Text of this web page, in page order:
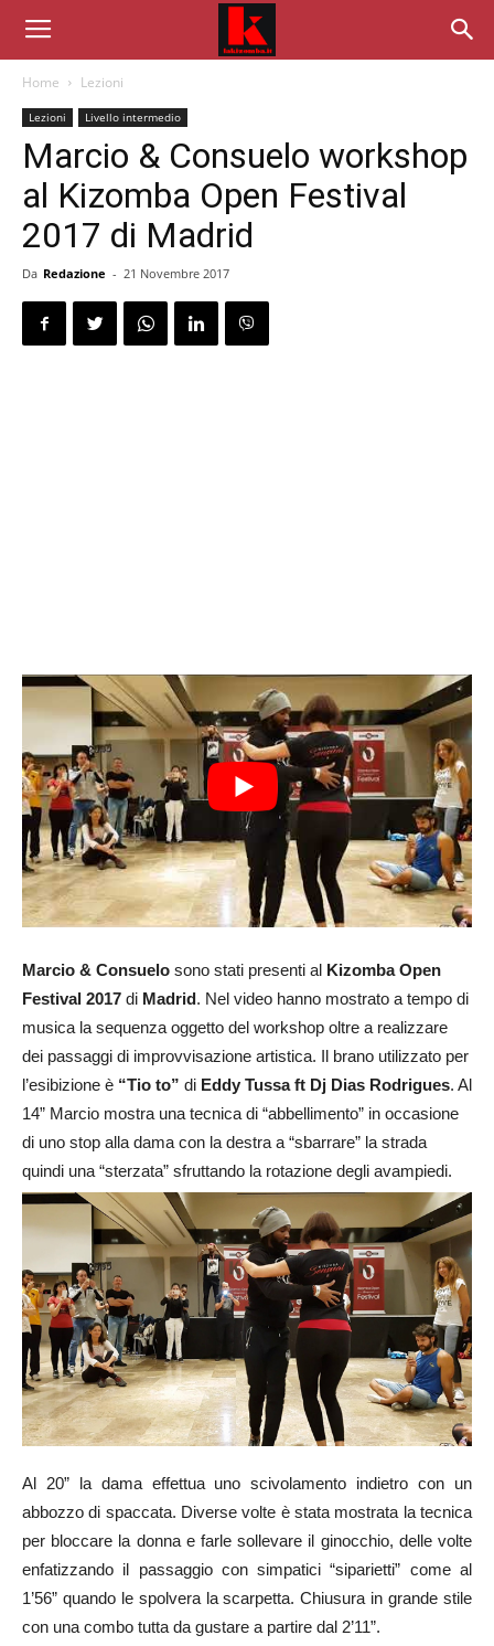
Home Lezioni
Lezioni Livello intermedio
Marcio & Consuelo workshop
al Kizomba Open Festival
2017 di Madrid
Da Redazione - 21 Novembre 2017
Marcio & Consuelo sono stati presenti al Kizomba Open
Festival 2017 di Madrid. Nel video hanno mostrato a tempo di
musica la sequenza oggetto del workshop oltre a realizzare
dei passaggi di improvvisazione artistica. Il brano utilizzato per
l’esibizione è “Tio to” di Eddy Tussa ft Dj Dias Rodrigues. Al
14” Marcio mostra una tecnica di “abbellimento” in occasione
di uno stop alla dama con la destra a “sbarrare” la strada
quindi una “sterzata” sfruttando la rotazione degli avampiedi.
Al 20” la dama effettua uno scivolamento indietro con un
abbozzo di spaccata. Diverse volte è stata mostrata la tecnica
per bloccare la donna e farle sollevare il ginocchio, delle volte
enfatizzando il passaggio con simpatici “siparietti” come al
1’56” quando le spolvera la scarpetta. Chiusura in grande stile
con una combo tutta da gustare a partire dal 2’11”.